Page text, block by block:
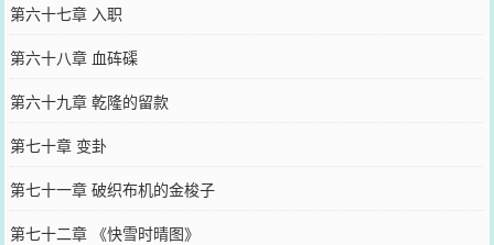
第六十七章 入职
第六十八章 血砗磲
第六十九章 乾隆的留款
第七十章 变卦
第七十一章 破织布机的金梭子
第七十二章 《快雪时晴图》